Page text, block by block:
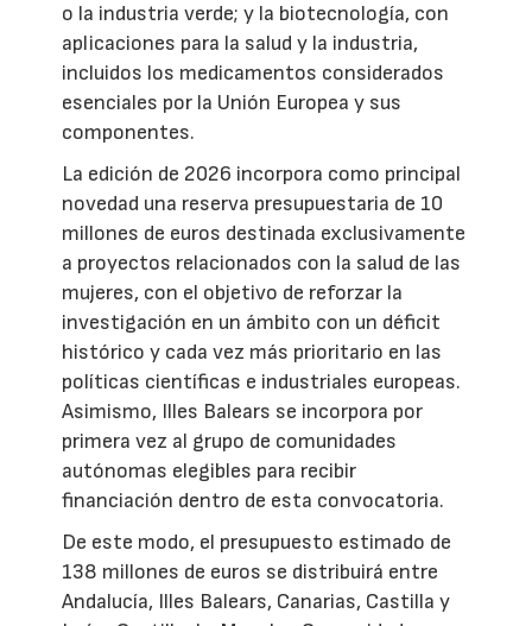
o la industria verde; y la biotecnología, con
aplicaciones para la salud y la industria,
incluidos los medicamentos considerados
esenciales por la Unión Europea y sus
componentes.
La edición de 2026 incorpora como principal
novedad una reserva presupuestaria de 10
millones de euros destinada exclusivamente
a proyectos relacionados con la salud de las
mujeres, con el objetivo de reforzar la
investigación en un ámbito con un déficit
histórico y cada vez más prioritario en las
políticas científicas e industriales europeas.
Asimismo, Illes Balears se incorpora por
primera vez al grupo de comunidades
autónomas elegibles para recibir
financiación dentro de esta convocatoria.
De este modo, el presupuesto estimado de
138 millones de euros se distribuirá entre
Andalucía, Illes Balears, Canarias, Castilla y